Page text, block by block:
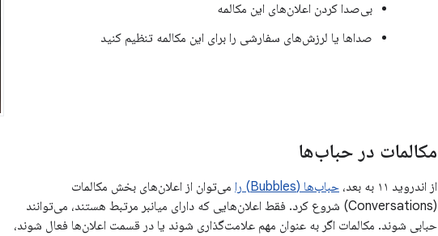
بی‌صدا کردن اعلان‌های این مکالمه
صداها یا لرزش‌های سفارشی را برای این مکالمه تنظیم کنید
مکالمات در حباب‌ها
از اندروید ۱۱ به بعد، حباب‌ها (Bubbles) را
می‌توان از اعلان‌های بخش مکالمات
(Conversations) شروع کرد. فقط اعلان‌هایی که دارای میانبر مرتبط هستند، می‌توانند
حبابی شوند. مکالمات اگر به عنوان مهم علامت‌گذاری شوند یا در قسمت اعلان‌ها فعال شوند،